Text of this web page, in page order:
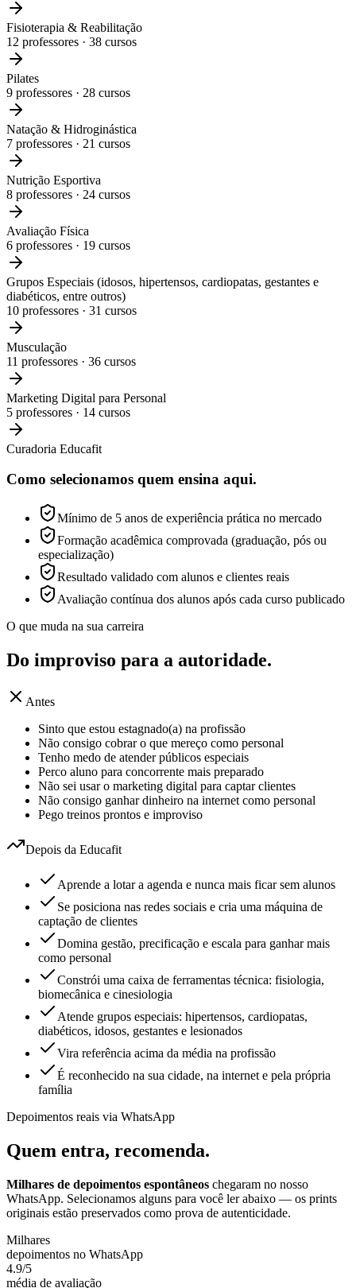
Fisioterapia & Reabilitação
12 professores · 38 cursos
Pilates
9 professores · 28 cursos
Natação & Hidroginástica
7 professores · 21 cursos
Nutrição Esportiva
8 professores · 24 cursos
Avaliação Física
6 professores · 19 cursos
Grupos Especiais (idosos, hipertensos, cardiopatas, gestantes e
diabéticos, entre outros)
10 professores · 31 cursos
Musculação
11 professores · 36 cursos
Marketing Digital para Personal
5 professores · 14 cursos
Curadoria Educafit
Como selecionamos quem ensina aqui.
Mínimo de 5 anos de experiência prática no mercado
Formação acadêmica comprovada (graduação, pós ou
especialização)
Resultado validado com alunos e clientes reais
Avaliação contínua dos alunos após cada curso publicado
O que muda na sua carreira
Do improviso para a autoridade.
Antes
Sinto que estou estagnado(a) na profissão
Não consigo cobrar o que mereço como personal
Tenho medo de atender públicos especiais
Perco aluno para concorrente mais preparado
Não sei usar o marketing digital para captar clientes
Não consigo ganhar dinheiro na internet como personal
Pego treinos prontos e improviso
Depois da Educafit
Aprende a lotar a agenda e nunca mais ficar sem alunos
Se posiciona nas redes sociais e cria uma máquina de
captação de clientes
Domina gestão, precificação e escala para ganhar mais
como personal
Constrói uma caixa de ferramentas técnica: fisiologia,
biomecânica e cinesiologia
Atende grupos especiais: hipertensos, cardiopatas,
diabéticos, idosos, gestantes e lesionados
Vira referência acima da média na profissão
É reconhecido na sua cidade, na internet e pela própria
família
Depoimentos reais via WhatsApp
Quem entra, recomenda.
Milhares de depoimentos espontâneos chegaram no nosso
WhatsApp. Selecionamos alguns para você ler abaixo — os prints
originais estão preservados como prova de autenticidade.
Milhares
depoimentos no WhatsApp
4.9/5
média de avaliação